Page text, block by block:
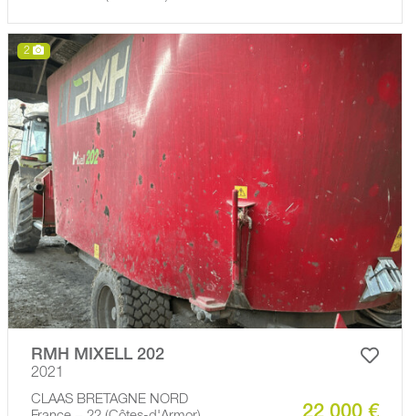
2
RMH MIXELL 202
2021
CLAAS BRETAGNE NORD